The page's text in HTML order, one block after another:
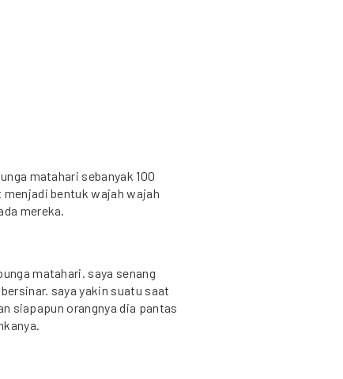
matahari sebanyak 100
menjadi bentuk wajah wajah
mereka.
matahari. saya senang
saya yakin suatu saat
siapapun orangnya dia pantas